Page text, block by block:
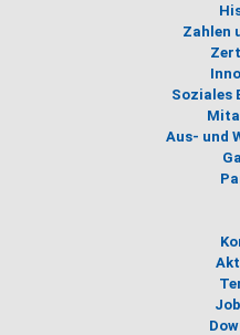
Zahlen
Soziales
Aus- und